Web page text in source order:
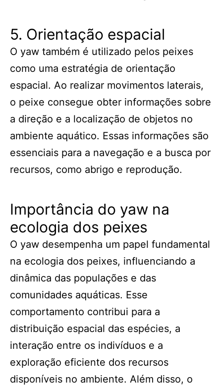
5. Orientação espacial
O yaw também é utilizado pelos peixes
como uma estratégia de orientação
espacial. Ao realizar movimentos laterais,
o peixe consegue obter informações sobre
a direção e a localização de objetos no
ambiente aquático. Essas informações são
essenciais para a navegação e a busca por
recursos, como abrigo e reprodução.
Importância do yaw na
ecologia dos peixes
O yaw desempenha um papel fundamental
na ecologia dos peixes, influenciando a
dinâmica das populações e das
comunidades aquáticas. Esse
comportamento contribui para a
distribuição espacial das espécies, a
interação entre os indivíduos e a
exploração eficiente dos recursos
disponíveis no ambiente. Além disso, o